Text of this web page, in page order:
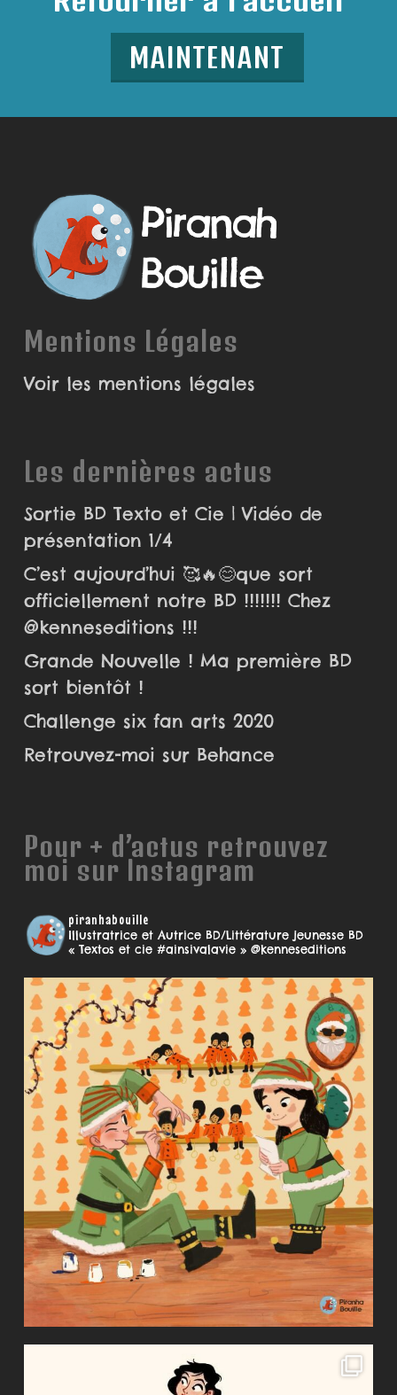
MAINTENANT
Mentions Légales
Voir les mentions légales
Les dernières actus
Sortie BD Texto et Cie | Vidéo de
présentation 1/4
C’est aujourd’hui 🥰🔥😊que sort
officiellement notre BD !!!!!!! Chez
@kenneseditions !!!
Grande Nouvelle ! Ma première BD
sort bientôt !
Challenge six fan arts 2020
Retrouvez-moi sur Behance
Pour + d’actus retrouvez
moi sur Instagram
piranhabouille
Illustratrice et Autrice BD/Littérature jeunesseBD
« Textos et cie #ainsivalavie » @kenneseditions